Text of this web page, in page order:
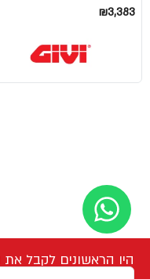
₪3,383
היו הראשונים לקבל